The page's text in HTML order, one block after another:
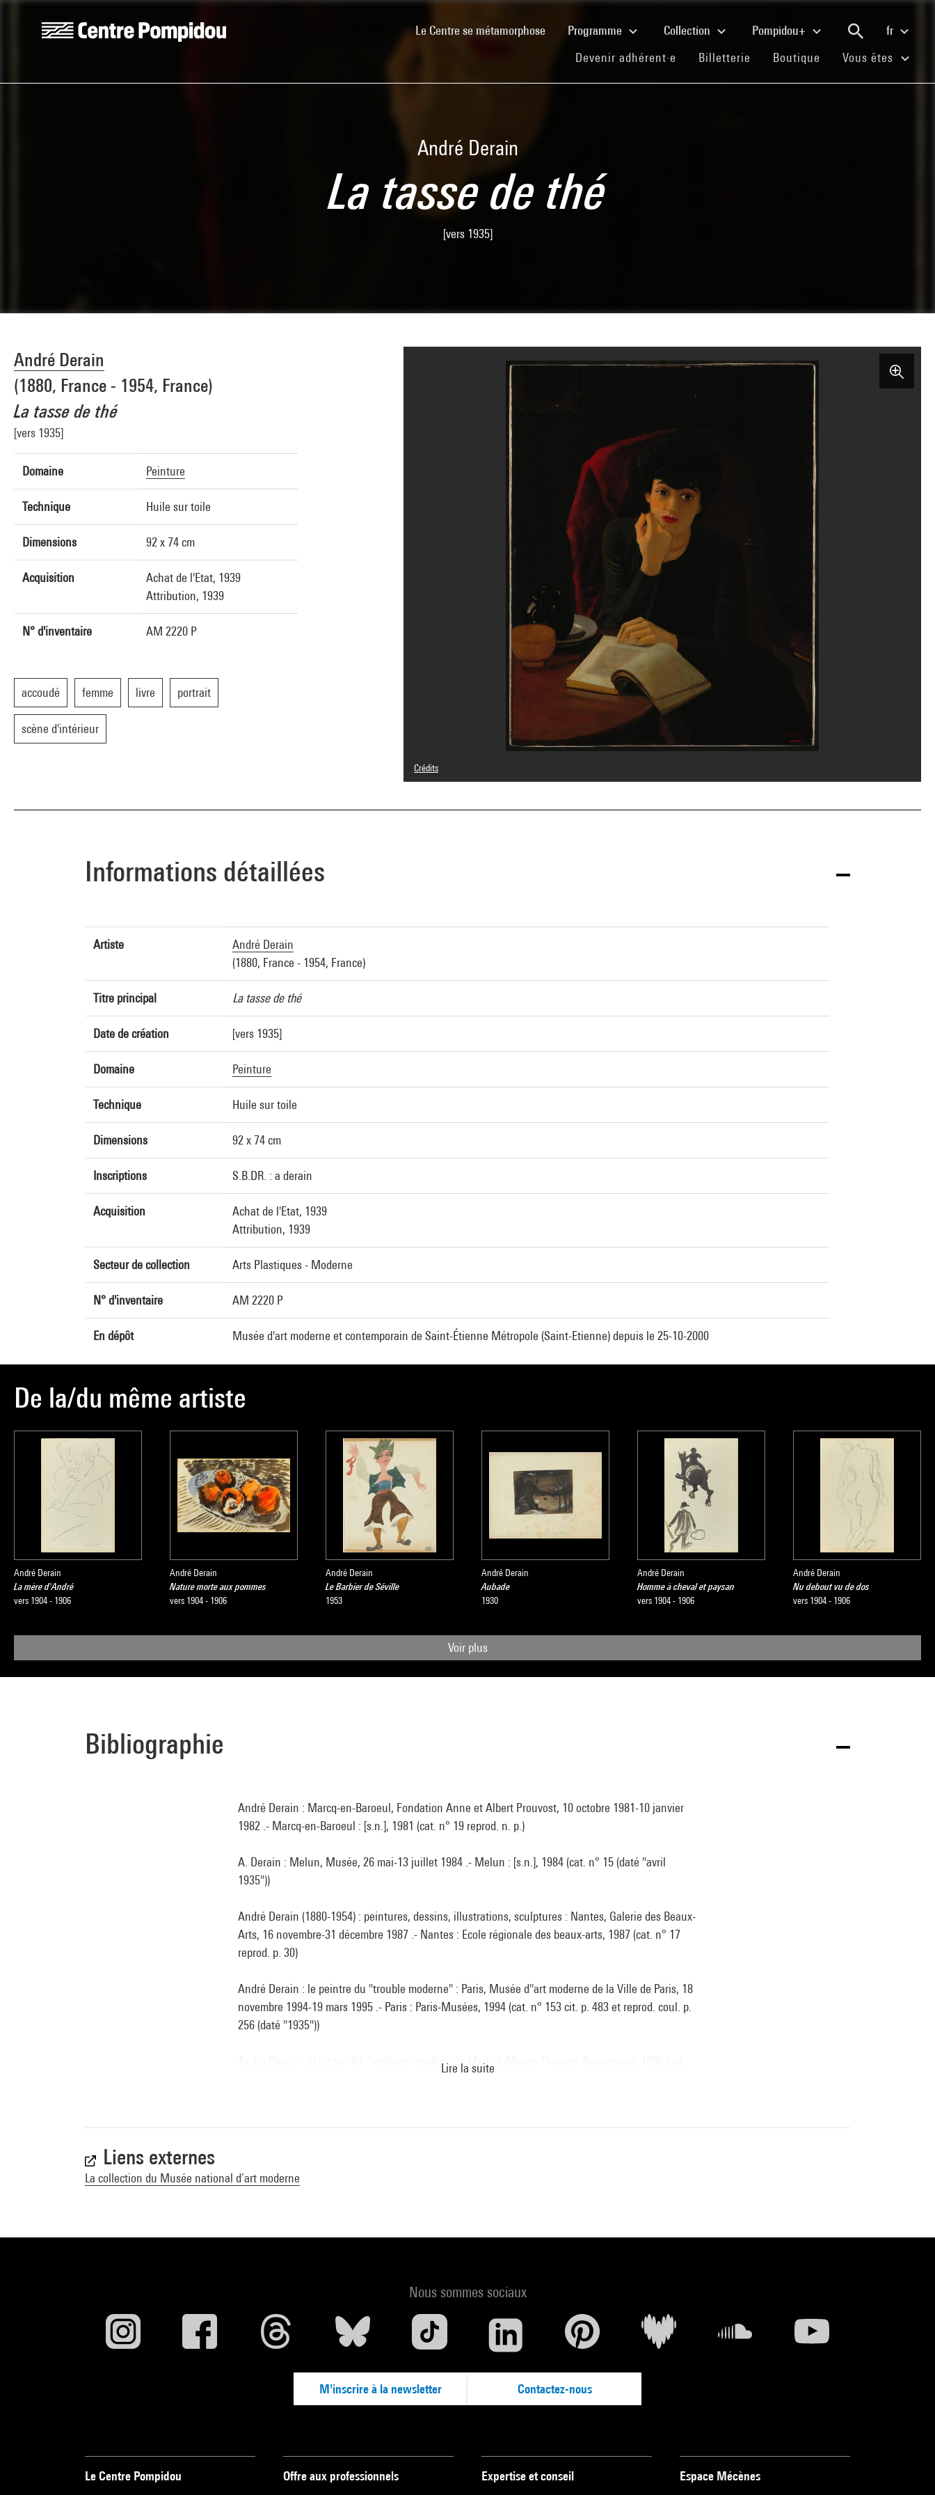
Le Centre se métamorphose(current)Programme Collection Pompidou+
fr
Devenir adhérent·e (current)
Billetterie (current)
Boutique (current)
Vous êtes
André Derain
La tasse de thé
[vers 1935]
André Derain
(1880, France - 1954, France)
La tasse de thé
[vers 1935]
Domaine Peinture
Technique Huile sur toile
Dimensions 92 x 74 cm
Acquisition
Achat de l'Etat, 1939
Attribution, 1939
N° d'inventaire AM 2220 P
accoudé femme livre portrait
scène d'intérieur
Crédits
© Adagp, Paris
Réf. image : 4R08540 [1992 CX 0049]
Informations détaillées
Artiste
André Derain
(1880, France - 1954, France)
Titre principal La tasse de thé
Date de création [vers 1935]
Domaine Peinture
Technique Huile sur toile
Dimensions 92 x 74 cm
Inscriptions S.B.DR. : a derain
Acquisition
Achat de l'Etat, 1939
Attribution, 1939
Secteur de collection Arts Plastiques - Moderne
N° d'inventaire AM 2220 P
En dépôt Musée d'art moderne et contemporain de Saint-Étienne Métropole (Saint-Etienne) depuis le 25-10-2000
De la/du même artiste
André Derain
La mère d'André
vers 1904 - 1906
André Derain
Nature morte aux pommes
vers 1904 - 1906
André Derain
Le Barbier de Séville
1953
André Derain
Aubade
1930
André Derain
Homme à cheval et paysan
vers 1904 - 1906
André Derain
Nu debout vu de dos
vers 1904 - 1906
Voir plus
Bibliographie
André Derain : Marcq-en-Baroeul, Fondation Anne et Albert Prouvost, 10 octobre 1981-10 janvier
1982 .- Marcq-en-Baroeul : [s.n.], 1981 (cat. n° 19 reprod. n. p.)
A. Derain : Melun, Musée, 26 mai-13 juillet 1984 .- Melun : [s.n.], 1984 (cat. n° 15 (daté "avril
1935"))
André Derain (1880-1954) : peintures, dessins, illustrations, sculptures : Nantes, Galerie des Beaux-
Arts, 16 novembre-31 décembre 1987 .- Nantes : Ecole régionale des beaux-arts, 1987 (cat. n° 17
reprod. p. 30)
André Derain : le peintre du "trouble moderne" : Paris, Musée d''art moderne de la Ville de Paris, 18
novembre 1994-19 mars 1995 .- Paris : Paris-Musées, 1994 (cat. n° 153 cit. p. 483 et reprod. coul. p.
256 (daté "1935"))
André Derain : el pintor del " malestar moderno" : Madrid, Museo Thyssen-Bornemisza, 1995 (cat.
Voir la notice sur le portail de la Bibliothèque Kandinsky
Lire la suite
Liens externes
La collection du Musée national d’art moderne
Nous sommes sociaux
M'inscrire à la newsletter Contactez-nous
Le Centre Pompidou Offre aux professionnels Expertise et conseil Espace Mécènes